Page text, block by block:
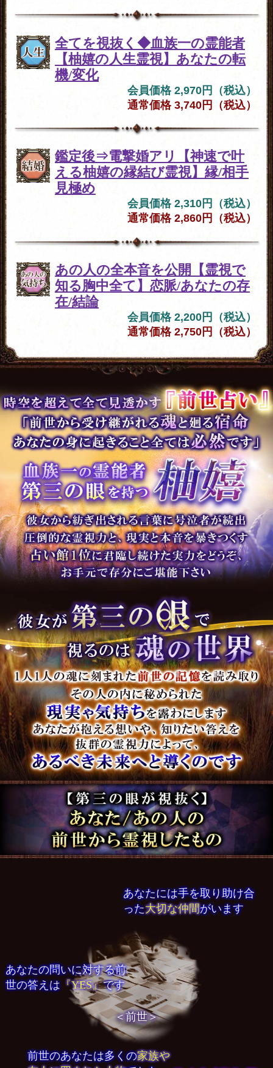
全てを視抜く◆血族一の霊能者
【柚嬉の人生霊視】あなたの転
機/変化
会員価格 2,970円（税込）
通常価格 3,740円（税込）
鑑定後⇒電撃婚アリ【神速で叶
える柚嬉の縁結び霊視】縁/相手
見極め
会員価格 2,310円（税込）
通常価格 2,860円（税込）
あの人の全本音を公開【霊視で
知る胸中全て】恋脈/あなたの存
在/結論
会員価格 2,200円（税込）
通常価格 2,750円（税込）
＜前世＞
あなたには手を取り助け合
った大切な仲間がいます
あなたの問いに対する前
世の答えは『YES』です
前世のあなたは多くの家族や